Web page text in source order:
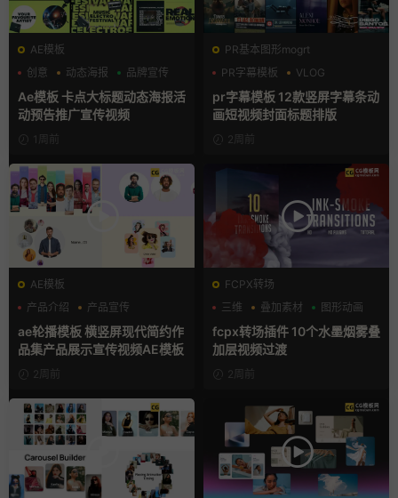
AE模板
创意
动态海报 品牌宣传
Ae模板 卡点大标题动态海报活
动预告推广宣传视频
1周前
PR基本图形mogrt
PR字幕模板
VLOG
人物介绍
pr字幕模板 12款竖屏字幕条动
画短视频封面标题排版
2周前
AE模板
产品介绍
产品宣传
产品展示
ae轮播模板 横竖屏现代简约作
品集产品展示宣传视频AE模板
2周前
FCPX转场
三维
叠加素材 图形动画
fcpx转场插件 10个水墨烟雾叠
加层视频过渡
2周前